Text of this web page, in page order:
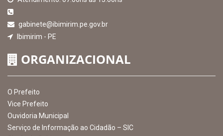
INSTITUCIONAL
Atendimento: 07:00hs às 13:00hs
gabinete@ibimirim.pe.gov.br
Ibimirim - PE